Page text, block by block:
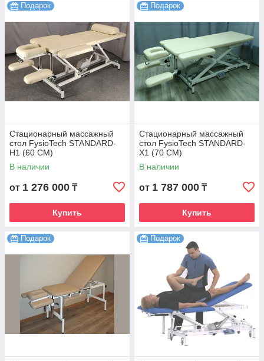
Подарок
Стационарный массажный
стол FysioTech STANDARD-
H1 (60 CM)
В наличии
от 1 276 000 ₸
Купить
Подарок
Стационарный массажный
стол FysioTech STANDARD-
X1 (70 CM)
В наличии
от 1 787 000 ₸
Купить
Подарок Подарок